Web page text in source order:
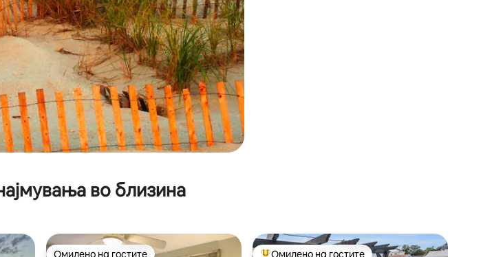
во близина
Омилено на гостите Омилено на гостите